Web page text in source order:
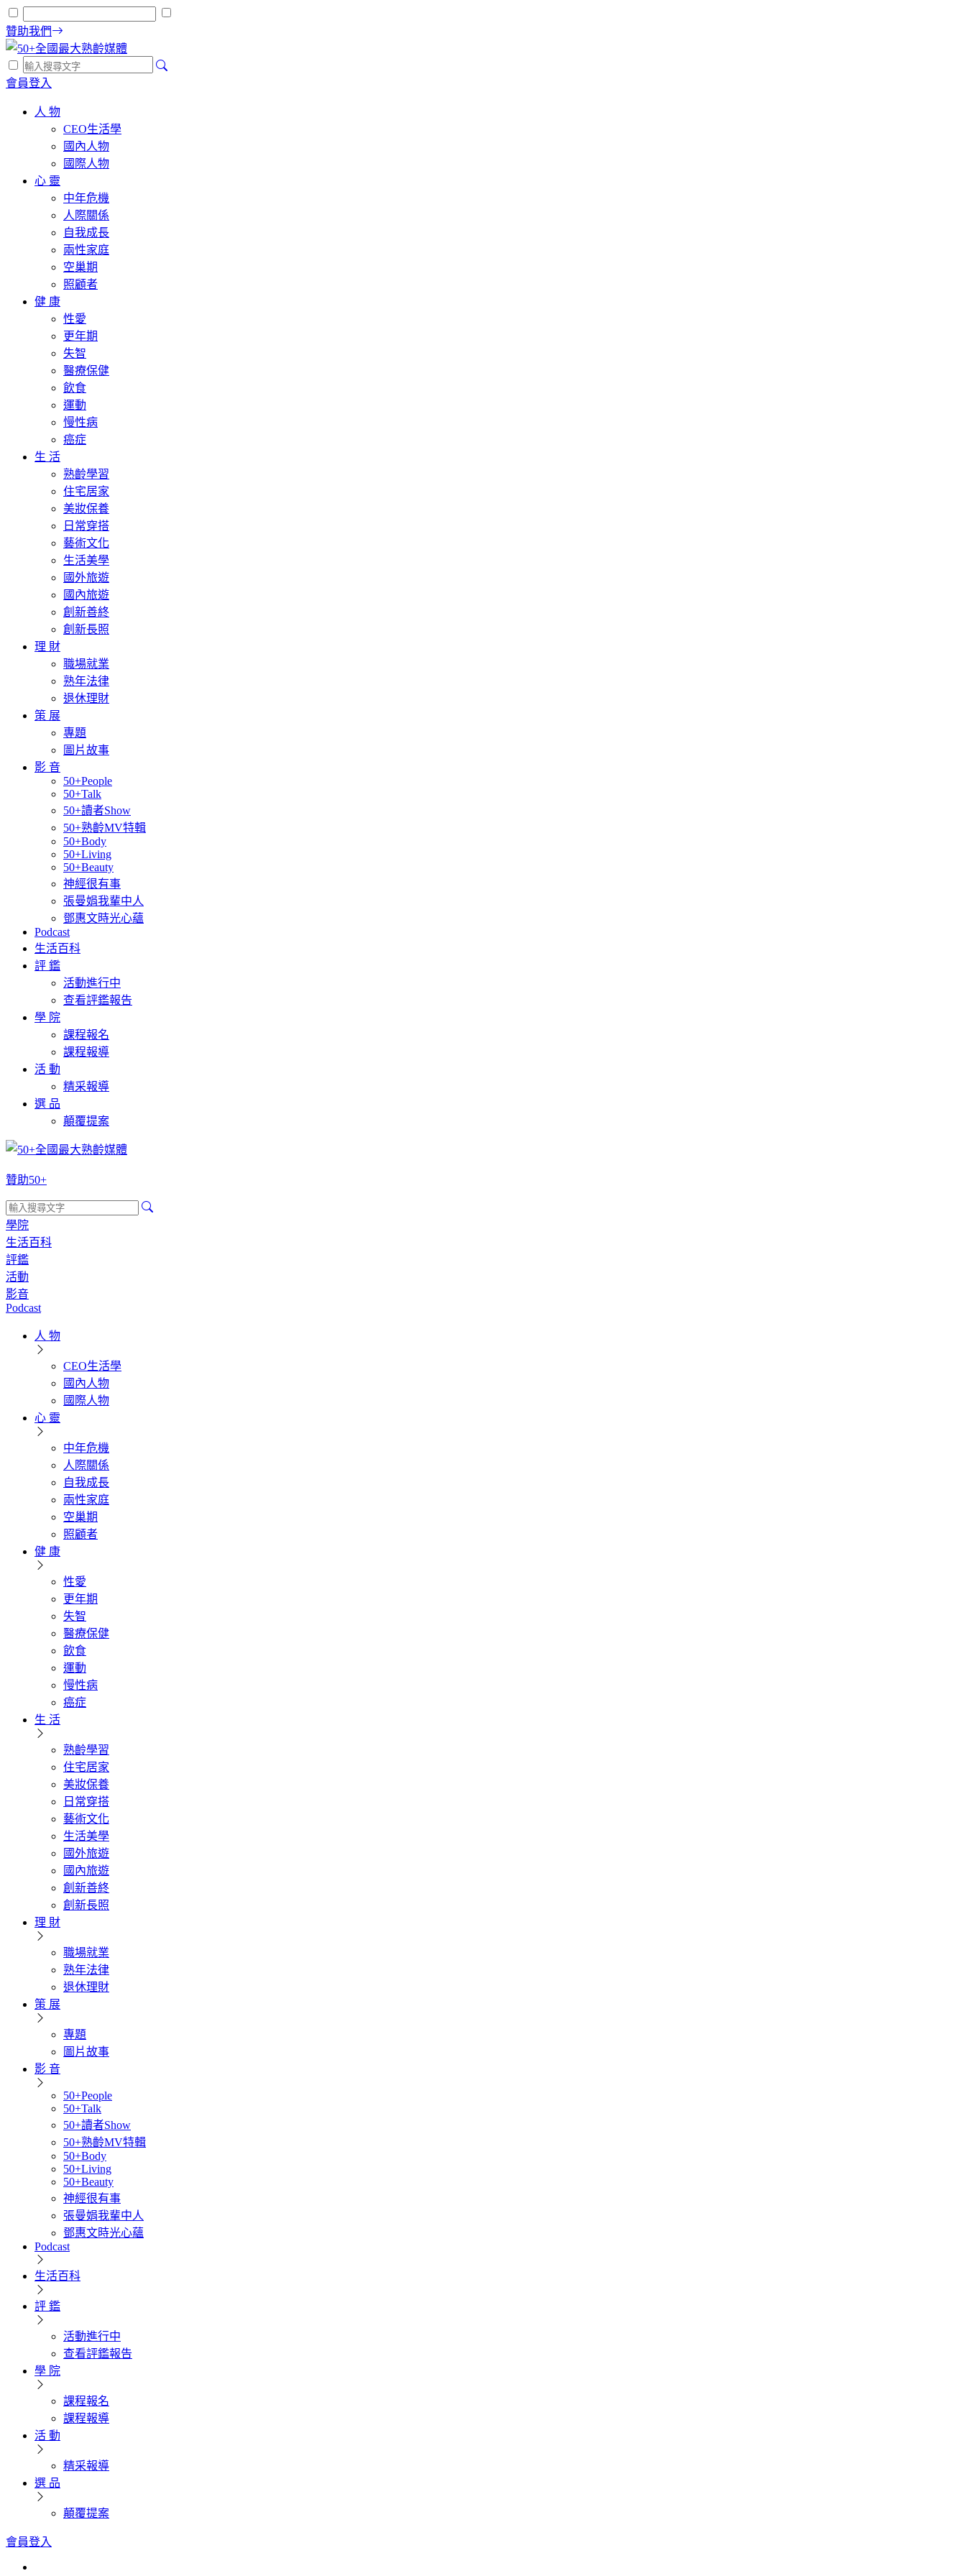
贊助我們
會員登入
人 物
CEO生活學
國內人物
國際人物
心 靈
中年危機
人際關係
自我成長
兩性家庭
空巢期
照顧者
健 康
性愛
更年期
失智
醫療保健
飲食
運動
慢性病
癌症
生 活
熟齡學習
住宅居家
美妝保養
日常穿搭
藝術文化
生活美學
國外旅遊
國內旅遊
創新善終
創新長照
理 財
職場就業
熟年法律
退休理財
策 展
專題
圖片故事
影 音
50+People
50+Talk
50+讀者Show
50+熟齡MV特輯
50+Body
50+Living
50+Beauty
神經很有事
張曼娟我輩中人
鄧惠文時光心蘊
Podcast
生活百科
評 鑑
活動進行中
查看評鑑報告
學 院
課程報名
課程報導
活 動
精采報導
選 品
顛覆提案
贊助50+
學院
生活百科
評鑑
活動
影音
Podcast
人 物
CEO生活學
國內人物
國際人物
心 靈
中年危機
人際關係
自我成長
兩性家庭
空巢期
照顧者
健 康
性愛
更年期
失智
醫療保健
飲食
運動
慢性病
癌症
生 活
熟齡學習
住宅居家
美妝保養
日常穿搭
藝術文化
生活美學
國外旅遊
國內旅遊
創新善終
創新長照
理 財
職場就業
熟年法律
退休理財
策 展
專題
圖片故事
影 音
50+People
50+Talk
50+讀者Show
50+熟齡MV特輯
50+Body
50+Living
50+Beauty
神經很有事
張曼娟我輩中人
鄧惠文時光心蘊
Podcast
生活百科
評 鑑
活動進行中
查看評鑑報告
學 院
課程報名
課程報導
活 動
精采報導
選 品
顛覆提案
會員登入